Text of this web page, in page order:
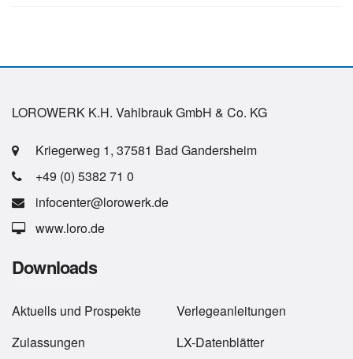
LOROWERK K.H. Vahlbrauk GmbH & Co. KG
Kriegerweg 1, 37581 Bad Gandersheim
+49 (0) 5382 71 0
infocenter@lorowerk.de
www.loro.de
Downloads
Aktuells und Prospekte
Verlegeanleitungen
Zulassungen
LX-Datenblätter